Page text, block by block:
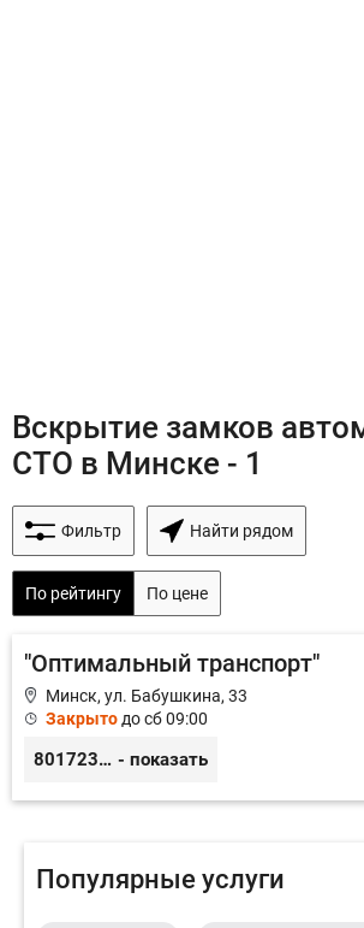
Вскрытие замков
СТО в Минске - 1
Фильтр Найти рядом
По рейтингу По цене
"Оптимальный транспорт"
Минск, ул. Бабушкина, 33
Закрыто до сб 09:00
80172368373 - показать
Популярные услуги